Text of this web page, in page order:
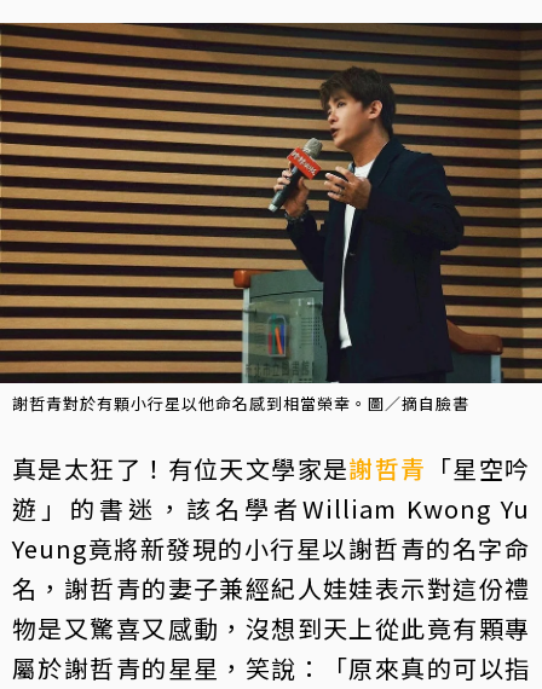
謝哲青對於有顆小行星以他命名感到相當榮幸。圖／摘自臉書
真是太狂了！有位天文學家是謝哲青 「星空吟
遊」的書迷，該名學者William Kwong Yu
Yeung竟將新發現的小行星以謝哲青的名字命
名，謝哲青的妻子兼經紀人娃娃表示對這份禮
物是又驚喜又感動，沒想到天上從此竟有顆專
屬於謝哲青的星星，笑說：「原來真的可以指